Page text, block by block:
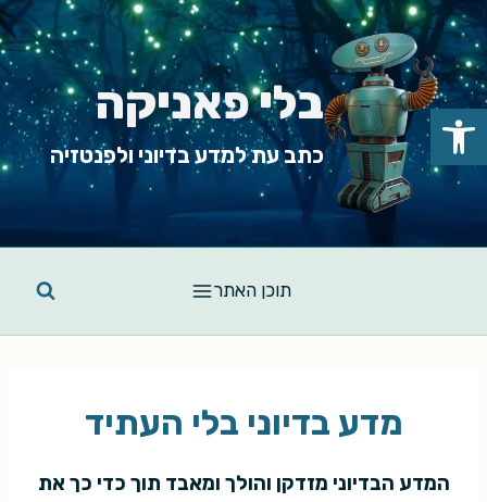
Skip
to
content
בלי פאניקה
כתב עת למדע בדיוני ולפנטזיה
תוכן האתר
מדע בדיוני בלי העתיד
המדע הבדיוני מזדקן והולך ומאבד תוך כדי כך את
פתח סרגל נגישות